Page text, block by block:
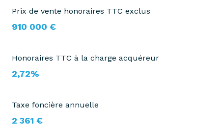
Prix de vente honoraires TTC exclus
910 000 €
Honoraires TTC à la charge acquéreur
2,72%
Taxe foncière annuelle
2 361 €